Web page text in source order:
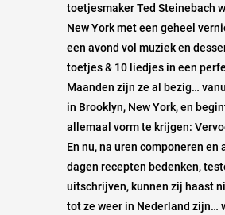
toetjesmaker Ted Steinebach
New York met een geheel
een avond vol muziek en
toetjes & 10 liedjes in een
Maanden zijn ze al bezig…
in Brooklyn, New York, en
allemaal vorm te krijgen:
En nu, na uren componeren en
dagen recepten bedenken,
uitschrijven, kunnen zij haast
tot ze weer in Nederland zijn…